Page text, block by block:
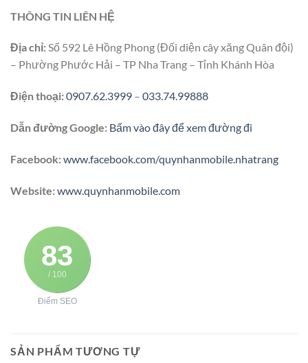
THÔNG TIN LIÊN HỆ
Địa chỉ:Số 592 Lê Hồng Phong (Đối diện cây xăng Quân đội)
– Phường Phước Hải – TP Nha Trang – Tỉnh Khánh Hòa
Điện thoại:0907.62.3999 – 033.74.99888
Dẫn đường Google: Bấm vào đây để xem đường đi
Facebook:www.facebook.com/quynhanmobile.nhatrang
Website:www.quynhanmobile.com
83
/ 100
Điểm SEO
SẢN PHẨM TƯƠNG TỰ